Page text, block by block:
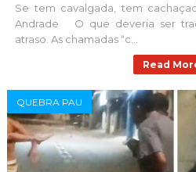
Se tem cavalgada, tem
Andrade O que deveria ser
atraso. As chamadas “c...
Read
QUEBRA PAU